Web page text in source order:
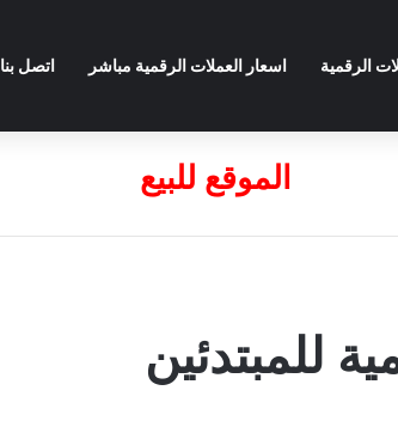
الرقمية اسعار العملات الرقمية مباشر اتصل بنا
الموقع للبيع
للمبتدئين